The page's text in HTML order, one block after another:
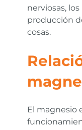
nerviosas,
producción
cosas.
El magnesio